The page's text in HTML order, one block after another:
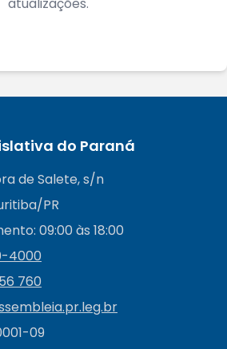
do Paraná
de Salete, s/n
PR
09:00 às 18:00
4000
760
09